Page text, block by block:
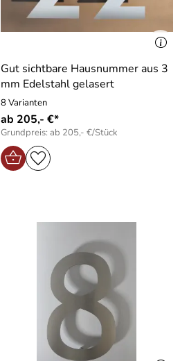
Gut sichtbare Hausnummer aus 3
mm Edelstahl gelasert
8 Varianten
ab 205,- €*
Grundpreis: ab 205,- €/Stück